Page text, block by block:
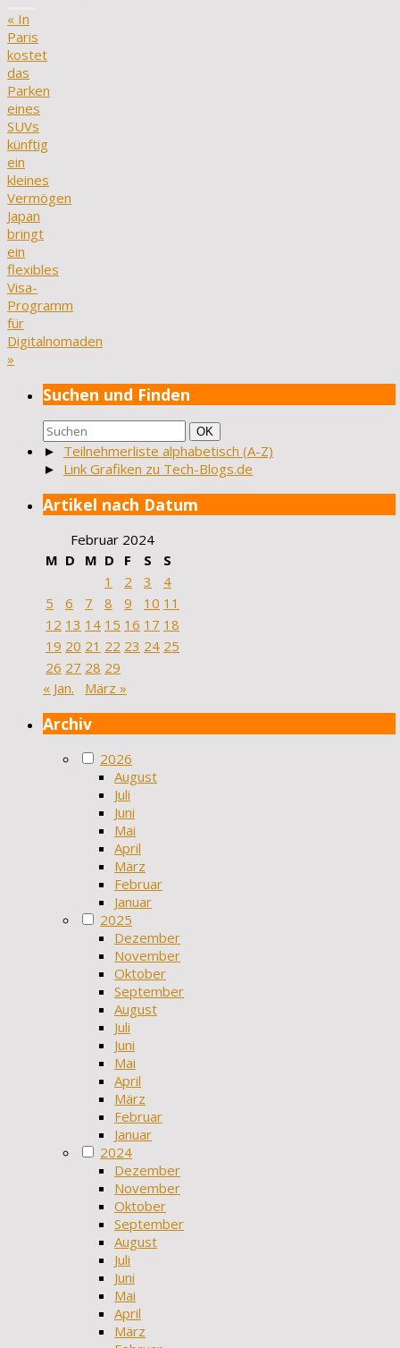
« In
Paris
kostet
das
Parken
eines
SUVs
künftig
ein
kleines
Vermögen
Japan
bringt
ein
flexibles
Visa-
Programm
für
Digitalnomaden
»
Suchen und Finden
Suchen
nach:
Suchen
OK
► Teilnehmerliste alphabetisch (A-Z)
► Link Grafiken zu Tech-Blogs.de
Artikel nach Datum
Februar 2024
M D M D F S
S
1
2 3
4
5
6 7 8 9 10 11
12 13 14 15 16 17 18
19 20 21 22 23 24 25
26 27 28 29
« Jan.
März »
Archiv
2026
August
Juli
Juni
Mai
April
März
Februar
Januar
2025
Dezember
November
Oktober
September
August
Juli
Juni
Mai
April
März
Februar
Januar
2024
Dezember
November
Oktober
September
August
Juli
Juni
Mai
April
März